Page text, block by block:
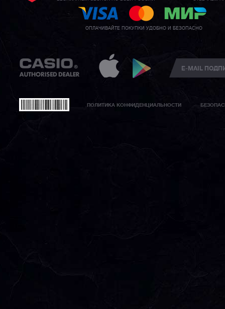
ОПЛАЧИВАЙТЕ ПОКУПКИ УДОБНО И БЕЗОПАСНО
ПОЛИТИКА КОНФИДЕНЦИАЛЬНОСТИ